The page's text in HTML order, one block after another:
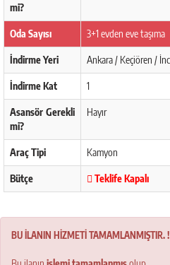
mi?
Oda Sayısı 3+1 evden eve taşıma
İndirme Yeri Ankara / Keçiören /
İndirme Kat 1
Asansör Gerekli
mi?
Hayır
Araç Tipi Kamyon
Bütçe Teklife Kapalı
BU İLANIN HİZMETİ TAMAMLANMIŞTIR. !